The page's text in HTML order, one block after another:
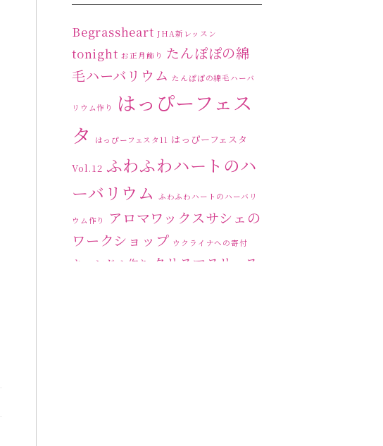
Begrassheart JHA新レッスン
tonight お正月飾り たんぽぽの綿
毛ハーバリウム たんぽぽの綿毛ハーバ
リウム作り
はっぴーフェス
タ
はっぴーフェスタ11 はっぴーフェスタ
Vol.12 ふわふわハートのハ
ーバリウム ふわふわハートのハーバリ
ウム作り
アロマワックスサシェの
ワークショップ ウクライナへの寄付
キャンドル作り クリスマスリース